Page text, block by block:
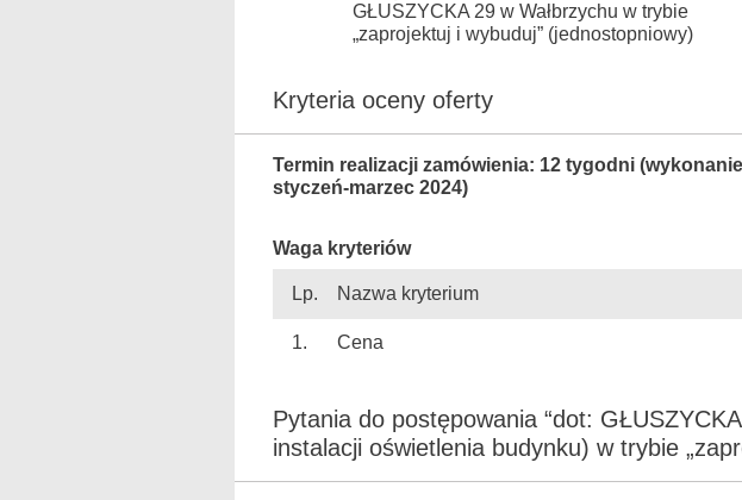
GŁUSZYCKA 29 w Wałbrzychu w trybie
„zaprojektuj i wybuduj” (jednostopniowy)
Kryteria oceny oferty
Termin realizacji zamówienia: 12 tygodni (wykonanie
styczeń-marzec 2024)
Waga kryteriów
Lp. Nazwa kryterium
1. Cena
Pytania do postępowania “dot:
instalacji oświetlenia budynku) w trybie